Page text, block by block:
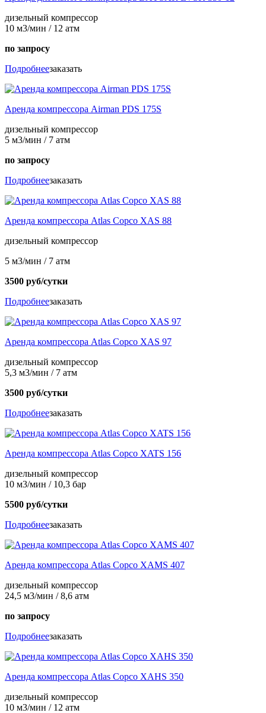
дизельный компрессор
10 м3/мин / 12 атм
по запросу
Подробнеезаказать
Аренда компрессора Airman PDS 175S
дизельный компрессор
5 м3/мин / 7 атм
по запросу
Подробнеезаказать
Аренда компрессора Atlas Copco XAS 88
дизельный компрессор
5 м3/мин / 7 атм
3500 руб/сутки
Подробнеезаказать
Аренда компрессора Atlas Copco XAS 97
дизельный компрессор
5,3 м3/мин / 7 атм
3500 руб/сутки
Подробнеезаказать
Аренда компрессора Atlas Copco XATS 156
дизельный компрессор
10 м3/мин / 10,3 бар
5500 руб/сутки
Подробнеезаказать
Аренда компрессора Atlas Copco XAMS 407
дизельный компрессор
24,5 м3/мин / 8,6 атм
по запросу
Подробнеезаказать
Аренда компрессора Atlas Copco XAHS 350
дизельный компрессор
10 м3/мин / 12 атм